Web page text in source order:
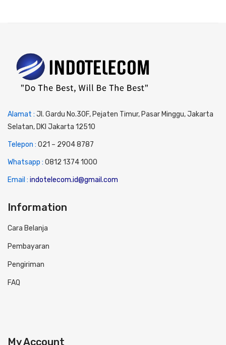
Alamat : Jl. Gardu No.30F, Pejaten Timur, Pasar Minggu, Jakarta
Selatan, DKI Jakarta 12510
Telepon : 021 – 2904 8787
Whatsapp : 0812 1374 1000
Email : indotelecom.id@gmail.com
Information
Cara Belanja
Pembayaran
Pengiriman
FAQ
My Account